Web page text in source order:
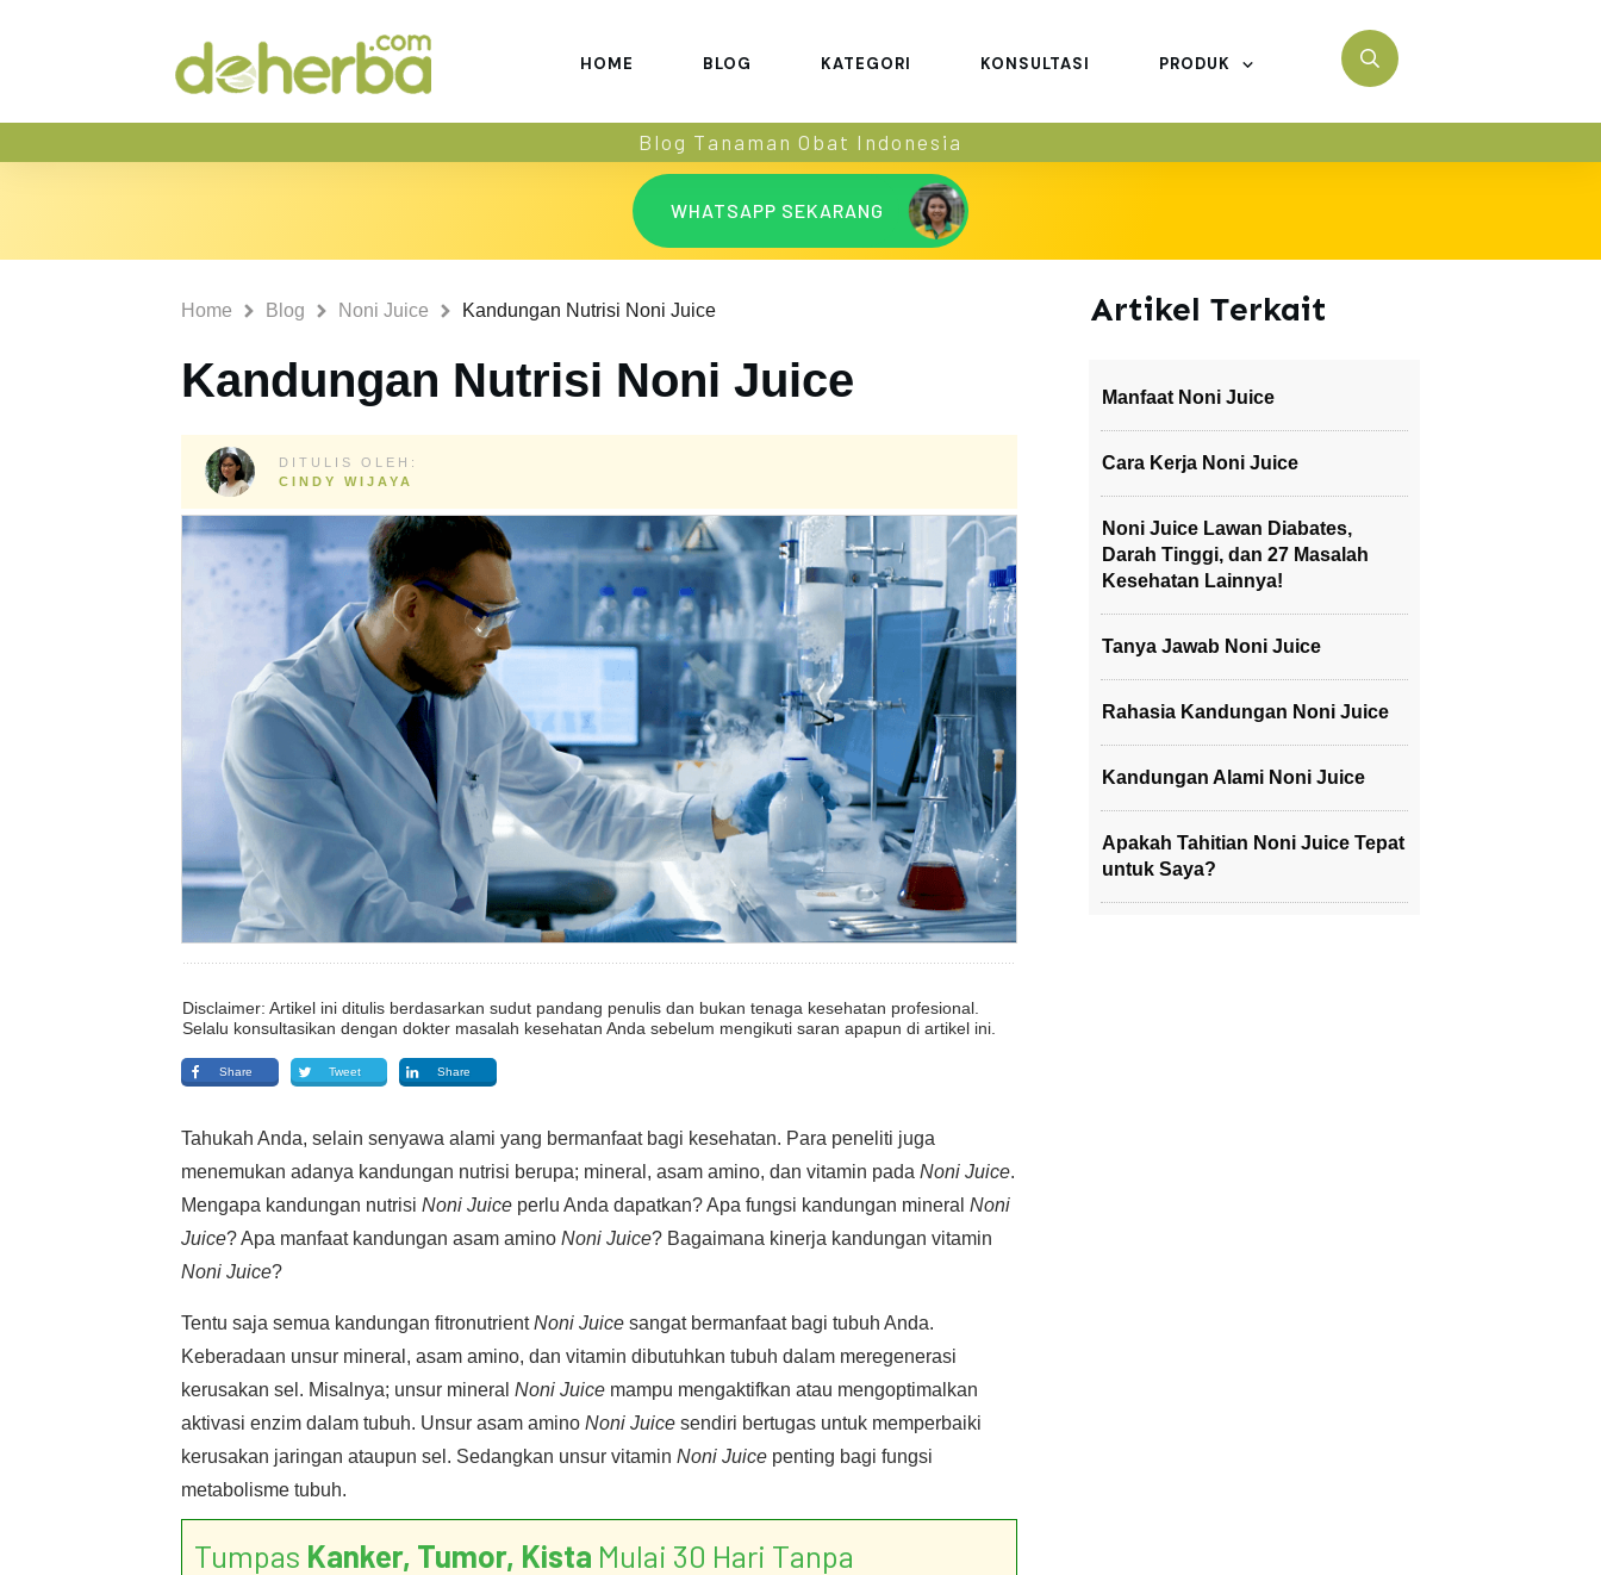
HOME BLOG KATEGORI KONSULTASI PRODUK
Blog Tanaman Obat Indonesia
WHATSAPP SEKARANG
Home Blog Noni Juice Kandungan Nutrisi Noni Juice
Kandungan Nutrisi Noni Juice
DITULIS OLEH:
CINDY WIJAYA
Disclaimer: Artikel ini ditulis berdasarkan sudut pandang penulis dan bukan tenaga kesehatan profesional.
Selalu konsultasikan dengan dokter masalah kesehatan Anda sebelum mengikuti saran apapun di artikel ini.
Share Tweet Share
Tahukah Anda, selain senyawa alami yang bermanfaat bagi kesehatan. Para peneliti juga
menemukan adanya kandungan nutrisi berupa; mineral, asam amino, dan vitamin pada Noni Juice.
Mengapa kandungan nutrisi Noni Juice perlu Anda dapatkan? Apa fungsi kandungan mineral Noni
Juice? Apa manfaat kandungan asam amino Noni Juice? Bagaimana kinerja kandungan vitamin
Noni Juice?
Tentu saja semua kandungan fitronutrientNoni Juice sangat bermanfaat bagi tubuh Anda.
Keberadaan unsur mineral, asam amino, dan vitamin dibutuhkan tubuh dalam meregenerasi
kerusakan sel. Misalnya; unsur mineral Noni Juice mampu mengaktifkan atau mengoptimalkan
aktivasi enzim dalam tubuh. Unsur asam amino Noni Juice sendiri bertugas untuk memperbaiki
kerusakan jaringan ataupun sel. Sedangkan unsur vitamin Noni Juice penting bagi fungsi
metabolisme tubuh.
Tumpas Kanker, Tumor, Kista Mulai 30 Hari Tanpa
Artikel Terkait
Manfaat Noni Juice
Cara Kerja Noni Juice
Noni Juice Lawan Diabates,
Darah Tinggi, dan 27 Masalah
Kesehatan Lainnya!
Tanya Jawab Noni Juice
Rahasia Kandungan Noni Juice
Kandungan Alami Noni Juice
Apakah Tahitian Noni Juice Tepat
untuk Saya?